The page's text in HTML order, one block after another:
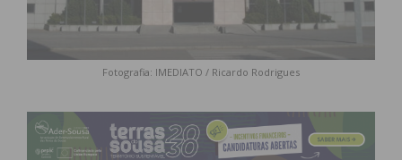
Fotografia: IMEDIATO / Ricardo Rodrigues